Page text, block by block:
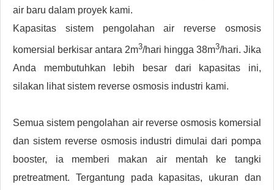
air baru dalam proyek kami.
Kapasitas sistem pengolahan air reverse osmosis
komersial berkisar antara 2m3/hari hingga 38m3/hari. Jika
Anda membutuhkan lebih besar dari kapasitas ini,
silakan lihat sistem reverse osmosis industri kami.
Semua sistem pengolahan air reverse osmosis komersial
dan sistem reverse osmosis industri dimulai dari pompa
booster, ia memberi makan air mentah ke tangki
pretreatment. Tergantung pada kapasitas, ukuran dan